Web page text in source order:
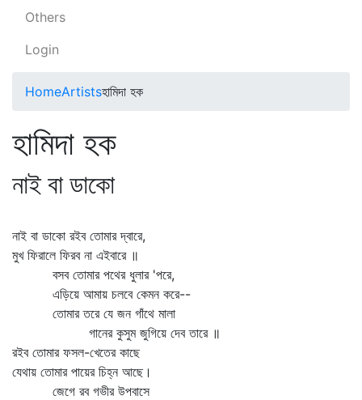
Others
Login
HomeArtistsহামিদা হক
হামিদা হক
নাই বা ডাকো
নাই বা ডাকো রইব তোমার দ্বারে,
মুখ ফিরালে ফিরব না এইবারে ॥
বসব তোমার পথের ধুলার 'পরে,
এড়িয়ে আমায় চলবে কেমন করে--
তোমার তরে যে জন গাঁথে মালা
গানের কুসুম জুগিয়ে দেব তারে ॥
রইব তোমার ফসল-খেতের কাছে
যেথায় তোমার পায়ের চিহ্ন আছে।
জেগে রব গভীর উপবাসে